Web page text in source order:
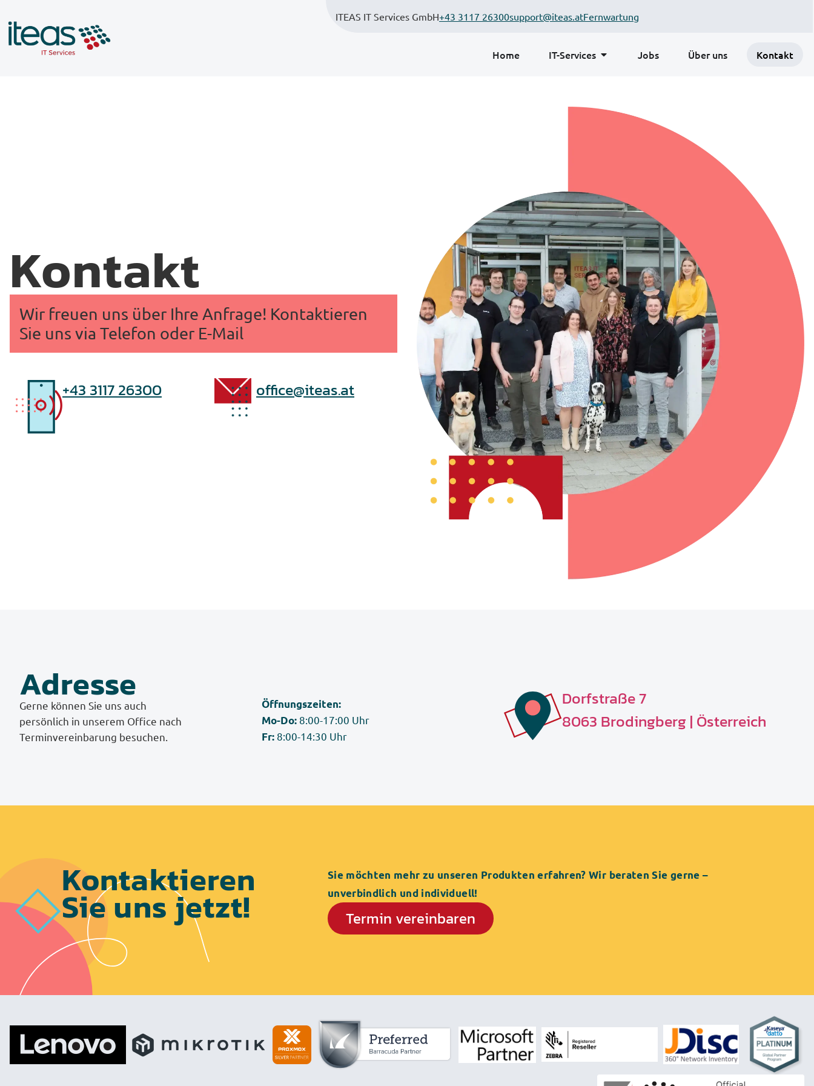
ITEAS IT Services GmbH+43 3117 26300support@iteas.atFernwartung
Home IT-Services Jobs Über uns Kontakt
Kontakt
Wir freuen uns über Ihre Anfrage! Kontaktieren
Sie uns via Telefon oder E-Mail
+43 3117 26300 office@iteas.at
Adresse
Gerne können Sie uns auch
persönlich in unserem Office nach
Terminvereinbarung besuchen.
Öffnungszeiten:
Mo-Do: 8:00-17:00 Uhr
Fr: 8:00-14:30 Uhr
Dorfstraße 7
8063 Brodingberg | Österreich
Kontaktieren
Sie uns jetzt!
Sie möchten mehr zu unseren Produkten erfahren? Wir beraten Sie gerne –
unverbindlich und individuell!
Termin vereinbaren